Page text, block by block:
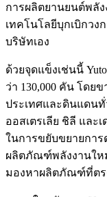
การผลิตยานยนต์พลั
เทคโนโลยีบุกเบิกว
บริษัทเอง
ด้วยจุดแข็งเช่นนี้
ว่า 130,000 คัน โดยข
ประเทศและดินแดนทั่
ออสเตรเลีย ชิลี และ
ในการขยับขยายการ
ผลิตภัณฑ์พลังงานให
มองหาผลิตภัณฑ์ที่ตร